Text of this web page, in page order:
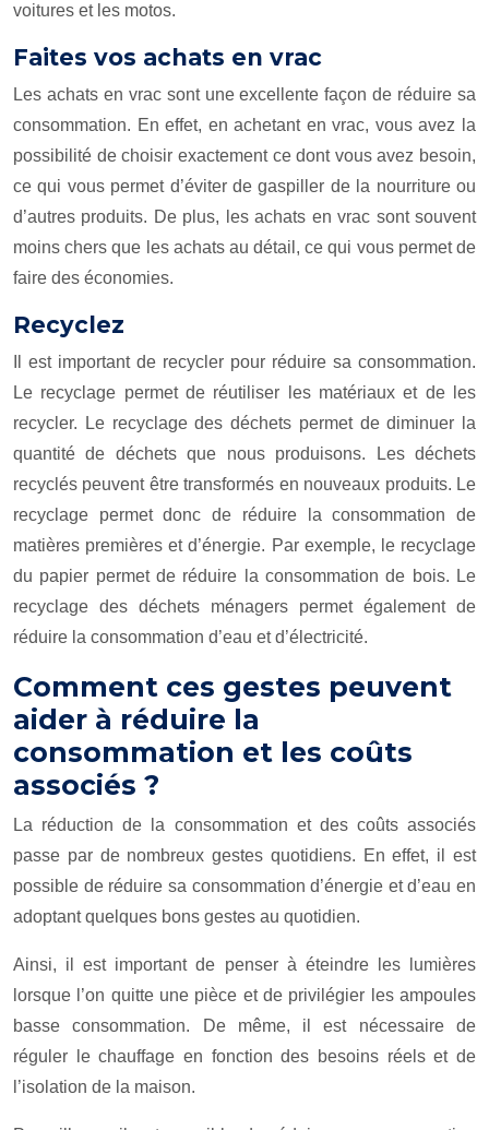
voitures et les motos.
Faites vos achats en vrac
Les achats en vrac sont une excellente façon de réduire sa
consommation. En effet, en achetant en vrac, vous avez la
possibilité de choisir exactement ce dont vous avez besoin,
ce qui vous permet d’éviter de gaspiller de la nourriture ou
d’autres produits. De plus, les achats en vrac sont souvent
moins chers que les achats au détail, ce qui vous permet de
faire des économies.
Recyclez
Il est important de recycler pour réduire sa consommation.
Le recyclage permet de réutiliser les matériaux et de les
recycler. Le recyclage des déchets permet de diminuer la
quantité de déchets que nous produisons. Les déchets
recyclés peuvent être transformés en nouveaux produits. Le
recyclage permet donc de réduire la consommation de
matières premières et d’énergie. Par exemple, le recyclage
du papier permet de réduire la consommation de bois. Le
recyclage des déchets ménagers permet également de
réduire la consommation d’eau et d’électricité.
Comment ces gestes peuvent
aider à réduire la
consommation et les coûts
associés ?
La réduction de la consommation et des coûts associés
passe par de nombreux gestes quotidiens. En effet, il est
possible de réduire sa consommation d’énergie et d’eau en
adoptant quelques bons gestes au quotidien.
Ainsi, il est important de penser à éteindre les lumières
lorsque l’on quitte une pièce et de privilégier les ampoules
basse consommation. De même, il est nécessaire de
réguler le chauffage en fonction des besoins réels et de
l’isolation de la maison.